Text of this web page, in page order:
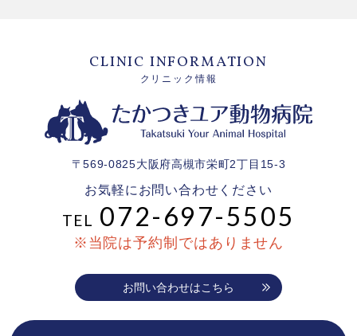
CLINIC INFORMATION
クリニック情報
〒569-0825大阪府高槻市栄町2丁目15-3
お気軽にお問い合わせください
TEL 072-697-5505
※当院は予約制ではありません
お問い合わせはこちら